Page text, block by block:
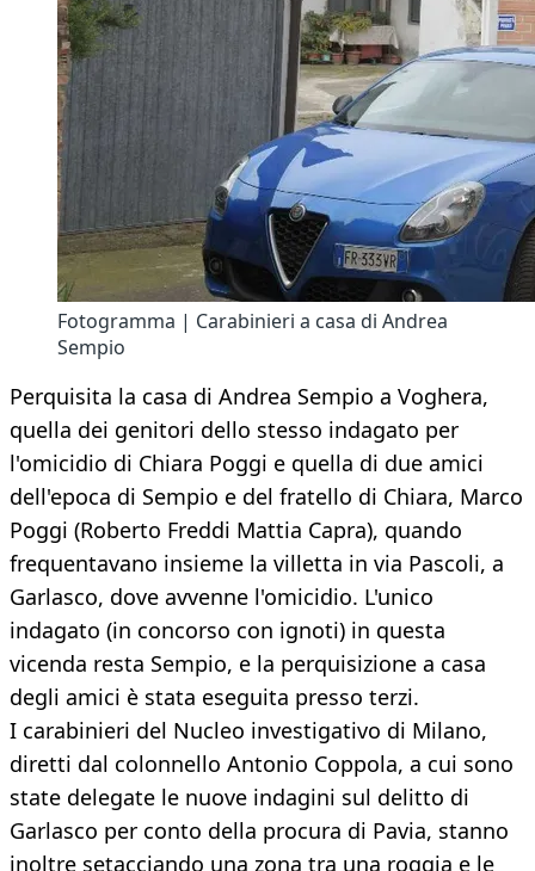
Fotogramma | Carabinieri a casa di Andrea
Sempio
Perquisita la casa di Andrea Sempio a Voghera,
quella dei genitori dello stesso indagato per
l'omicidio di Chiara Poggi e quella di due amici
dell'epoca di Sempio e del fratello di Chiara, Marco
Poggi (Roberto Freddi Mattia Capra), quando
frequentavano insieme la villetta in via Pascoli, a
Garlasco, dove avvenne l'omicidio. L'unico
indagato (in concorso con ignoti) in questa
vicenda resta Sempio, e la perquisizione a casa
degli amici è stata eseguita presso terzi.
I carabinieri del Nucleo investigativo di Milano,
diretti dal colonnello Antonio Coppola, a cui sono
state delegate le nuove indagini sul delitto di
Garlasco per conto della procura di Pavia, stanno
inoltre setacciando una zona tra una roggia e le